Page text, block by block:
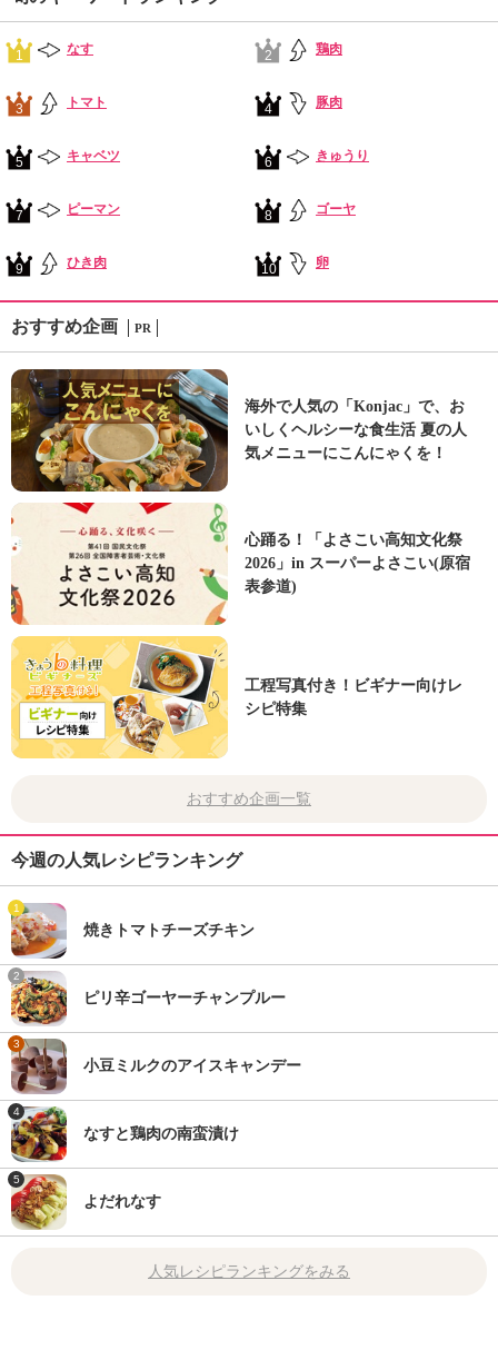
1 なす 2 鶏肉
3 トマト 4 豚肉
5 キャベツ 6 きゅうり
7 ピーマン 8 ゴーヤ
9 ひき肉 10 卵
おすすめ企画 PR
海外で人気の「Konjac」で、お
いしくヘルシーな食生活 夏の人
気メニューにこんにゃくを！
心踊る！「よさこい高知文化祭
2026」in スーパーよさこい(原宿
表参道)
工程写真付き！ビギナー向けレ
シピ特集
おすすめ企画一覧
今週の人気レシピランキング
1
焼きトマトチーズチキン
2
ピリ辛ゴーヤーチャンプルー
3
小豆ミルクのアイスキャンデー
4
なすと鶏肉の南蛮漬け
5
よだれなす
人気レシピランキングをみる